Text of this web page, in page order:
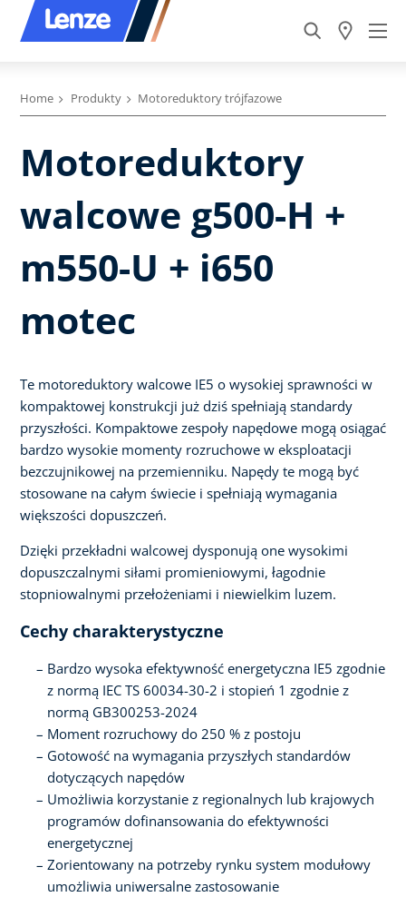
Home Produkty Motoreduktory trójfazowe
Motoreduktory
walcowe g500-H +
m550-U + i650
motec
Te motoreduktory walcowe IE5 o wysokiej sprawności w
kompaktowej konstrukcji już dziś spełniają standardy
przyszłości. Kompaktowe zespoły napędowe mogą osiągać
bardzo wysokie momenty rozruchowe w eksploatacji
bezczujnikowej na przemienniku. Napędy te mogą być
stosowane na całym świecie i spełniają wymagania
większości dopuszczeń.
Dzięki przekładni walcowej dysponują one wysokimi
dopuszczalnymi siłami promieniowymi, łagodnie
stopniowalnymi przełożeniami i niewielkim luzem.
Cechy charakterystyczne
Bardzo wysoka efektywność energetyczna IE5 zgodnie
z normą IEC TS 60034-30-2 i stopień 1 zgodnie z
normą GB300253-2024
Moment rozruchowy do 250 % z postoju
Gotowość na wymagania przyszłych standardów
dotyczących napędów
Umożliwia korzystanie z regionalnych lub krajowych
programów dofinansowania do efektywności
energetycznej
Zorientowany na potrzeby rynku system modułowy
umożliwia uniwersalne zastosowanie